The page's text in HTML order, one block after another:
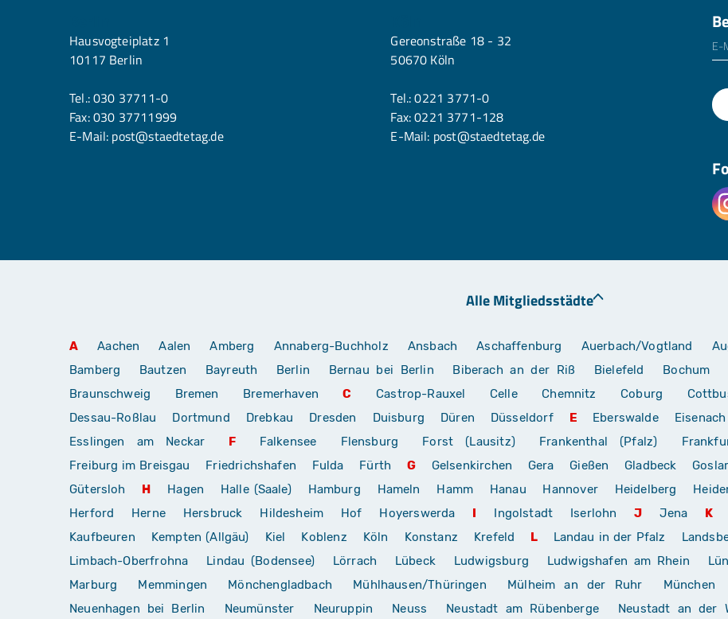
Hausvogteiplatz 1
10117 Berlin
Tel.:030 37711-0
Fax: 030 37711999
E-Mail: post@staedtetag.de
Gereonstraße 18 - 32
50670 Köln
Tel.:0221 3771-0
Fax: 0221 3771-128
E-Mail: post@staedtetag.de
E-
Alle Mitgliedsstädte
A Aachen Aalen Amberg Annaberg-Buchholz Ansbach Aschaffenburg Auerbach/Vogtland
Bamberg
Bautzen Bayreuth Berlin Bernau bei Berlin Biberach an der Riß Bielefeld Bochum
Braunschweig
Bremen Bremerhaven C Castrop-Rauxel Celle Chemnitz Coburg
Dessau-Roßlau
Dortmund Drebkau Dresden Duisburg Düren Düsseldorf E Eberswalde Eisenach
Esslingen am Neckar
F Falkensee Flensburg Forst (Lausitz) Frankenthal (Pfalz)
Freiburg im Breisgau
Friedrichshafen Fulda Fürth G Gelsenkirchen Gera Gießen Gladbeck Goslar
Gütersloh
H Hagen Halle (Saale) Hamburg Hameln Hamm Hanau Hannover Heidelberg
Herford
Herne Hersbruck Hildesheim Hof Hoyerswerda I Ingolstadt Iserlohn J Jena K
Kaufbeuren
Kempten (Allgäu) Kiel Koblenz Köln Konstanz Krefeld L Landau in der Pfalz
Limbach-Oberfrohna
Lindau (Bodensee) Lörrach Lübeck Ludwigsburg Ludwigshafen am Rhein
Marburg
Memmingen Mönchengladbach Mühlhausen/Thüringen Mülheim an der Ruhr München
Neuenhagen bei Berlin
Neumünster Neuruppin Neuss Neustadt am Rübenberge Neustadt an der